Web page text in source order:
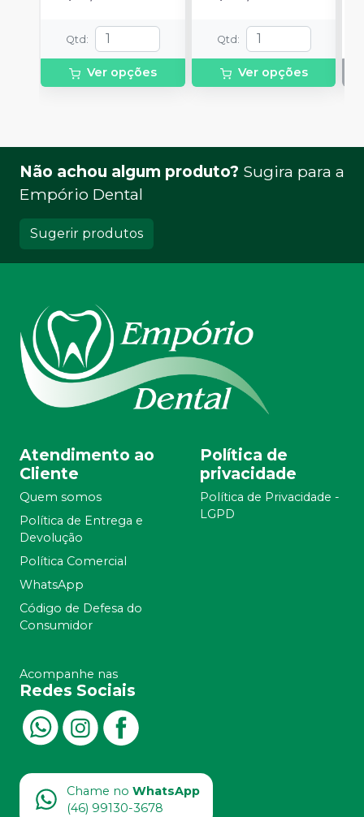
Qtd :
Ver opções
Qtd :
Ver opções
Não achou algum produto? Sugira para a
Empório Dental
Sugerir produtos
Atendimento ao
Cliente
Quem somos
Política de Entrega e
Devolução
Política Comercial
WhatsApp
Código de Defesa do
Consumidor
Política de
privacidade
Política de Privacidade -
LGPD
Acompanhe nas
Redes Sociais
Chame no WhatsApp
(46) 99130-3678